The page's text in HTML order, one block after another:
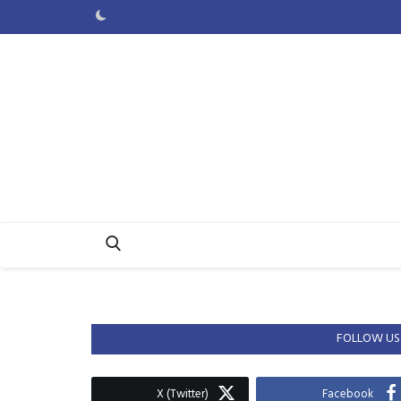
FOLLOW US
Facebook
X (Twitter)